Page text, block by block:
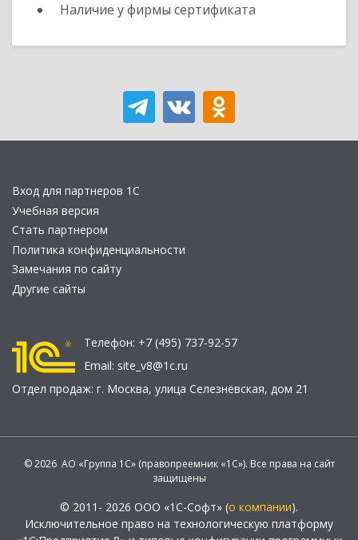
Наличие у фирмы сертификата
Вход для партнеров 1С
Учебная версия
Стать партнером
Политика конфиденциальности
Замечания по сайту
Другие сайты
Телефон: +7 (495) 737-92-57
Email: site_v8@1c.ru
Отдел продаж: г. Москва, улица Селезнёвская, дом 21
© 2026 АО «Группа 1С» (правопреемник «1С»). Все права на сайт
защищены
© 2011- 2026 ООО «1С-Софт» (о компании).
Исключительное право на технологическую платформу